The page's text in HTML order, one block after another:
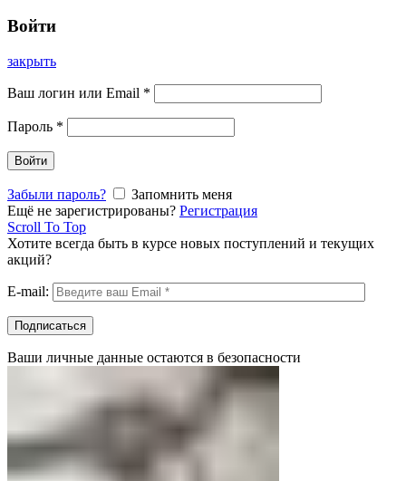
Войти
закрыть
Ваш логин или Email *
Пароль *
Войти
Забыли пароль?
Запомнить меня
Ещё не зарегистрированы? Регистрация
Scroll To Top
Хотите всегда быть в курсе новых поступлений и текущих
акций?
E-mail:
Ваши личные данные остаются в безопасности